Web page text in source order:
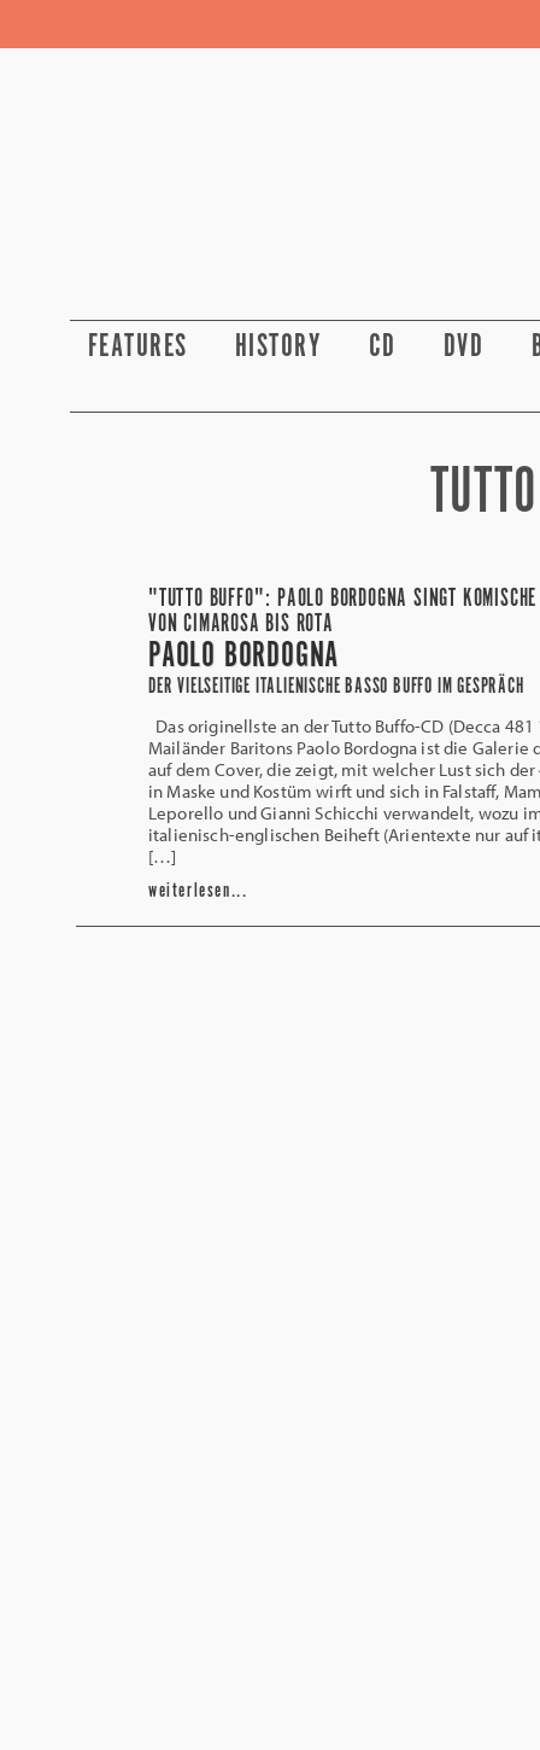
FEATURES HISTORY CD DVD
"TUTTO BUFFO": PAOLO BORDOGNA SINGT
VON CIMAROSA BIS ROTA
PAOLO BORDOGNA
DER VIELSEITIGE ITALIENISCHE BASSO BUFFO IM GESPRÄCH
Das originellste an der Tutto Buffo-CD (Decca 481
Mailänder Baritons Paolo Bordogna ist die Galerie
auf dem Cover, die zeigt, mit welcher Lust sich
in Maske und Kostüm wirft und sich in Falstaff,
Leporello und Gianni Schicchi verwandelt, wozu
italienisch-englischen Beiheft (Arientexte nur auf
[…]
weiterlesen...